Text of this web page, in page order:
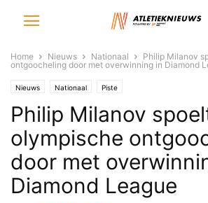
Home Nieuws Nationaal
Philip Milanov
ontgoocheling door met overwinning in Diamond
Nieuws Nationaal Piste
Philip Milanov
olympische
door met
Diamond League